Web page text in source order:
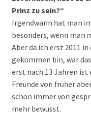
Prinz zu sein?“
Irgendwann hat man
besonders, wenn man
Aber da ich erst 2011
gekommen bin, war
erst nach 13 Jahren
Freunde von früher
schon immer von
mehr bewusst.